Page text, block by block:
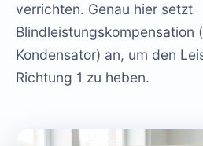
verrichten. Genau hier setzt
Blindleistungskompensation
Kondensator) an, um den
Richtung 1 zu heben.